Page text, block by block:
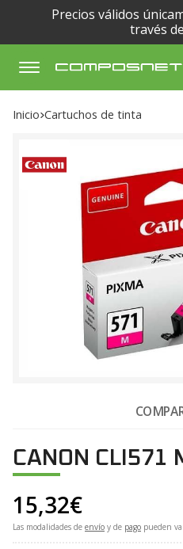
Precios válidos
través
Inicio cartuchos de tinta
CANON CLI571
15,32€
Las modalidades de envío y de pago pueden